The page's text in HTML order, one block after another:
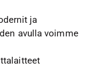
ja
avulla voimme